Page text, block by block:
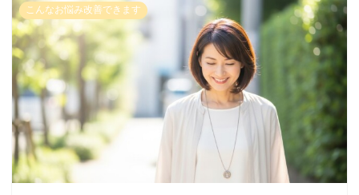
こんなお悩み改善できます